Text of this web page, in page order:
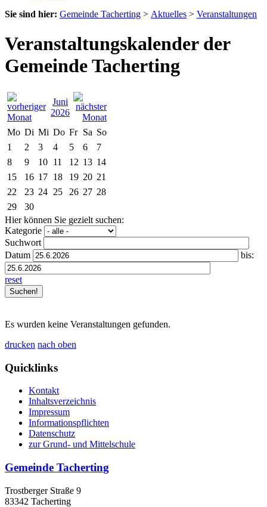
Sie sind hier: Gemeinde Tacherting > Aktuelles > Veranstaltungen
Veranstaltungskalender der
Gemeinde Tacherting
Juni
2026
Mo Di Mi Do Fr Sa So
1
2 3 4 5 6
7
8
9 10 11 12 13 14
15
16 17 18 19 20 21
22
23 24 25 26 27 28
29
30
Hier können Sie gezielt suchen:
Kategorie
Suchwort
Datum
bis:
reset
Es wurden keine Veranstaltungen gefunden.
drucken nach oben
Quicklinks
Kontakt
Inhaltsverzeichnis
Impressum
Informationspflichten
Datenschutz
zur Grund- und Mittelschule
Gemeinde Tacherting
Trostberger Straße 9
83342 Tacherting